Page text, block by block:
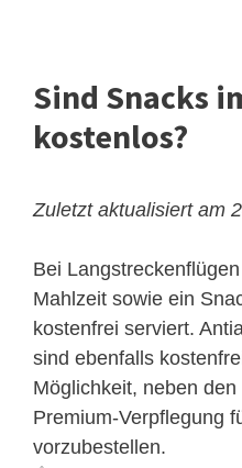
Sind Snacks
kostenlos?
Zuletzt aktualisiert am
Bei
Mahlzeit sowie ein
kostenfrei serviert.
sind ebenfalls
Möglichkeit, neben
Premium-Verpflegung
vorzubestellen.